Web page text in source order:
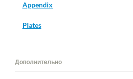
Appendix
Plates
Дополнительно